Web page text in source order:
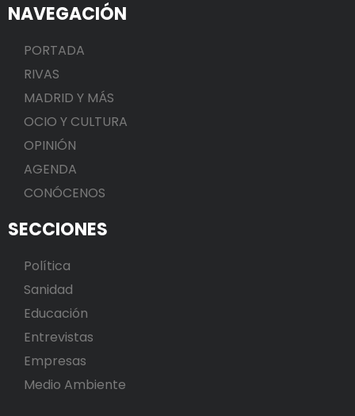
NAVEGACIÓN
PORTADA
RIVAS
MADRID Y MÁS
OCIO Y CULTURA
OPINIÓN
AGENDA
CONÓCENOS
SECCIONES
Política
Sanidad
Educación
Entrevistas
Empresas
Medio Ambiente